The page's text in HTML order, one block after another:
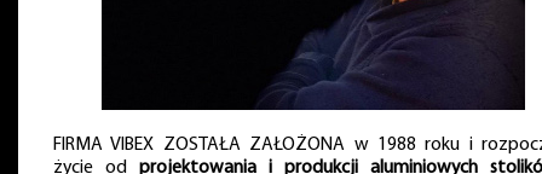
FIRMA VIBEX ZOSTAŁA ZAŁOŻONA w 1988 roku i
życie od projektowania i produkcji aluminiowych